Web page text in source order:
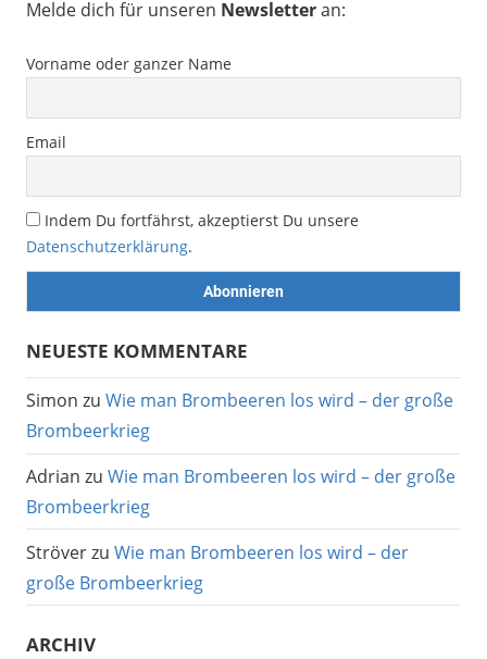
Melde dich für unseren Newsletteran:
Vorname oder ganzer Name
Email
Indem Du fortfährst, akzeptierst Du unsere
Datenschutzerklärung.
NEUESTE KOMMENTARE
Simon zu Wie man Brombeeren los wird – der große
Brombeerkrieg
Adrian zu Wie man Brombeeren los wird – der große
Brombeerkrieg
Ströverzu Wie man Brombeeren los wird – der
große Brombeerkrieg
ARCHIV